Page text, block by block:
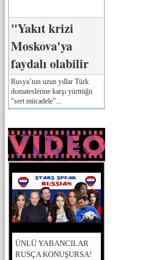
"Yakıt krizi
Moskova'ya
faydalı olabilir
Rusya’nın uzun yıllar Türk
domateslerine karşı yürttüğü
"sert mücadele"...
ÜNLÜ YABANCILAR
RUSÇA KONUŞURSA!